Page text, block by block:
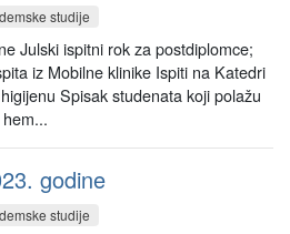
studije
Julski ispitni rok za postdiplomce;
iz Mobilne klinike Ispiti na Katedri
Spisak studenata koji polažu
godine
studije